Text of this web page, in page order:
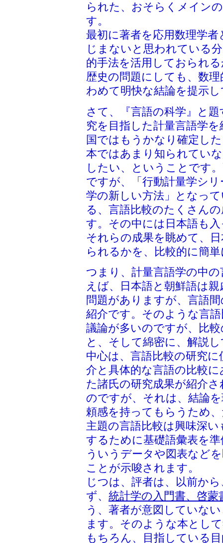
られた、おそらくメイン
す。
最初に著者を応用数理学
じまないと思われている
的手法を活用しておられ
歴史の問題にしても、数
わめて明快な結論を提示
さて、『言語の科学』と
究を目指した計量言語学
国ではもうかなり確定し
本ではあまり知られてい
したい、ということです
ですが、「行動計量学シ
学の新しい方法」となっ
る、言語比較のたくさん
す。その中には日本語も
それらの成果を眺めて、
られるかを、比較的に簡
つまり、計量言語学の中
えば、日本語と朝鮮語は
問題がありますが、言語
紹介です。そのような言
議論が多いのですが、比
と、そして綿密に、解説
中心は、言語比較の研究
介と具体的な言語の比較
た諸氏の研究成果が紹介
のですが、それは、結論
頼感を持ってもらうため
主題の言語比較は興味深
するために基礎語彙表を
ういうデータや図表など
ことが示唆されます。
じつは、評者は、以前か
ず、 統計学の入門書、啓蒙
う、著者が意図していな
ます。そのような本とし
もちろん、目指している